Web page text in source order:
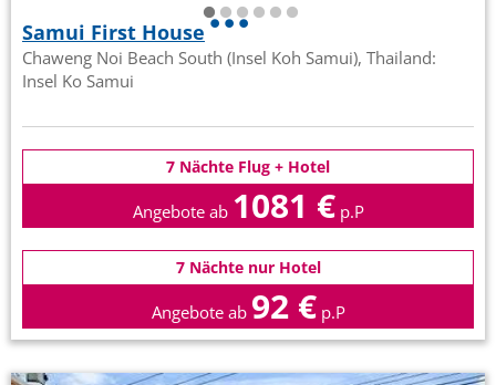
Samui First House
Chaweng Noi Beach South (Insel Koh Samui), Thailand:
Insel Ko Samui
7 Nächte Flug + Hotel
Angebote ab 1081 € p.P
7 Nächte nur Hotel
Angebote ab 92 € p.P